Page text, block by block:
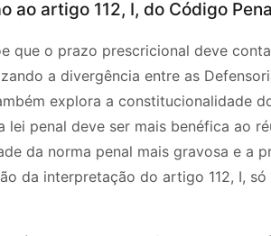
ao artigo 112, I, do Código
que o prazo prescricional deve
a divergência entre as
explora a constitucionalidade
penal deve ser mais benéfica ao
da norma penal mais gravosa e a
da interpretação do artigo 112, I,